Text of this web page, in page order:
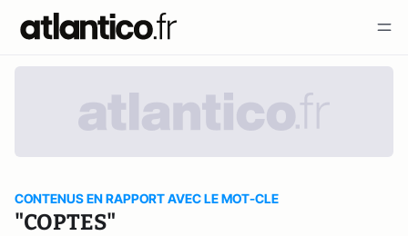
CONTENUS EN RAPPORT AVEC LE MOT-CLE
"COPTES"